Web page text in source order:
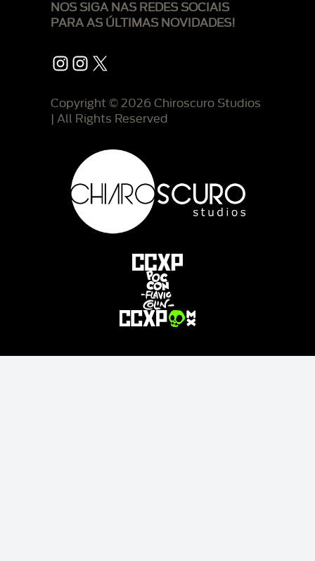
NOS SIGA NAS REDES SOCIAIS
PARA AS ÚLTIMAS NOVIDADES!
Instagram
Instagram
X
Copyright © 2026 Chiroscuro Studios
| All Rights Reserved